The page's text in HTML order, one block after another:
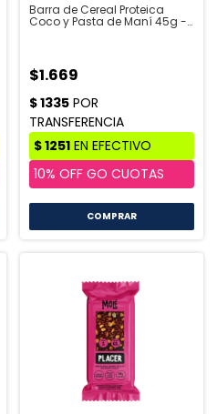
Barra de Cereal Proteica
Coco y Pasta de Maní 45g -
$1.669